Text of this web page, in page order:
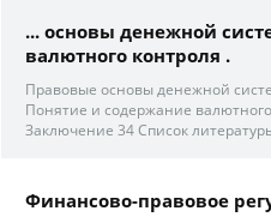
... основы денежной
валютного контроля .
Правовые основы денежной
Понятие и содержание
Заключение 34 Список
Финансово-правовое